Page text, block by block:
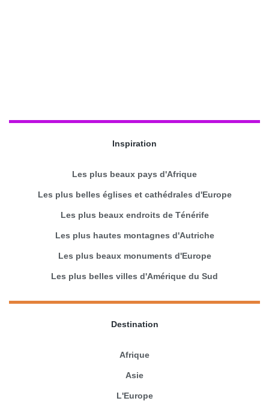
Inspiration
Les plus beaux pays d'Afrique
Les plus belles églises et cathédrales d'Europe
Les plus beaux endroits de Ténérife
Les plus hautes montagnes d'Autriche
Les plus beaux monuments d'Europe
Les plus belles villes d'Amérique du Sud
Destination
Afrique
Asie
L'Europe